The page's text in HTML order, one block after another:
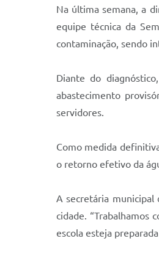
Na última semana, a
equipe técnica da
contaminação, sendo
Diante do
abastecimento
servidores.
Como medida
o retorno efetivo da
A secretária municipal
cidade. “Trabalhamos
escola esteja